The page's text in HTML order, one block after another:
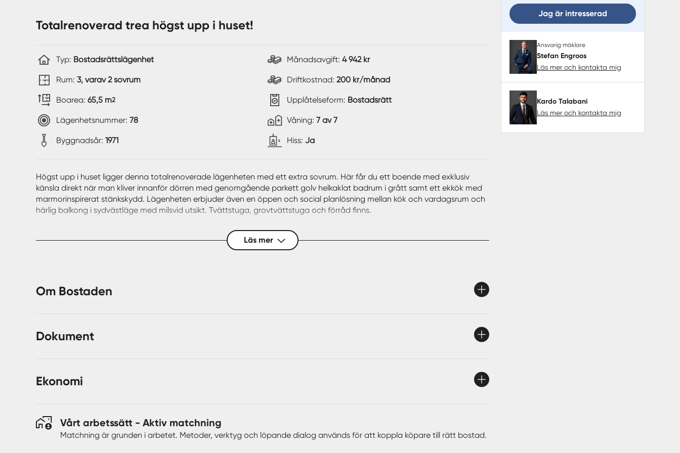
Jag är intresserad
Ansvarig mäklare
Stefan Engroos
Läs mer och kontakta mig
Kardo Talabani
Läs mer och kontakta mig
Totalrenoverad trea högst upp i huset!
Typ: Bostadsrättslägenhet
Rum: 3, varav 2 sovrum
Boarea: 65,5 m2
Lägenhetsnummer: 78
Byggnadsår: 1971
Månadsavgift: 4 942 kr
Driftkostnad: 200 kr/månad
Upplåtelseform: Bostadsrätt
Våning: 7 av 7
Hiss: Ja
Högst upp i huset ligger denna totalrenoverade lägenheten med ett extra sovrum. Här får du ett boende med exklusiv
känsla direkt när man kliver innanför dörren med genomgående parkett golv helkaklat badrum i grått samt ett ekkök med
marmorinspirerat stänkskydd. Lägenheten erbjuder även en öppen och social planlösning mellan kök och vardagsrum och
härlig balkong i sydvästläge med milsvid utsikt. Tvättstuga, grovtvättstuga och förråd finns.
Här bor man väldigt nära barnomsorg, kommunikationer, servicemöjligheter och naturområden. Du har även närhet till
E4:an som tar dig till centrala Stockholm på knappt 20 min. Kungens kurva, Skärholmens C Heron City och IKEA ligger 10
Läs mer
Om Bostaden
Dokument
Ekonomi
Vårt arbetssätt - Aktiv matchning
Matchning är grunden i arbetet. Metoder, verktyg och löpande dialog används för att koppla köpare till rätt bostad.